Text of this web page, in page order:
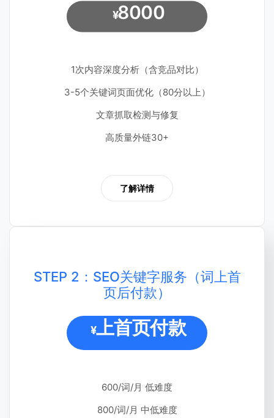
¥8000
1次内容深度分析（含竞品对比）
3-5个关键词页面优化（80分以上）
文章抓取检测与修复
高质量外链30+
了解详情
STEP 2：SEO关键字服务（词上首
页后付款）
¥上首页付款
600/词/月 低难度
800/词/月 中低难度